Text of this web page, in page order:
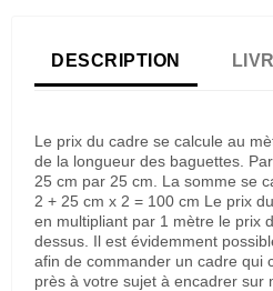
DESCRIPTION
Le prix du cadre se calcule au
de la longueur des baguettes.
25 cm par 25 cm. La somme se
2 + 25 cm x 2 = 100 cm Le prix
en multipliant par 1 mètre le prix
dessus. Il est évidemment
afin de commander un cadre qui
près à votre sujet à encadrer sur